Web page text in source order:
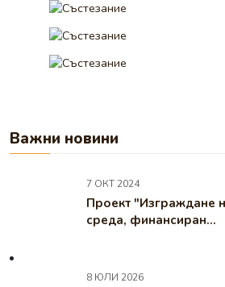
Важни новини
7 ОКТ 2024
Проект "Изграждане
среда, финансиран...
8 ЮЛИ 2026